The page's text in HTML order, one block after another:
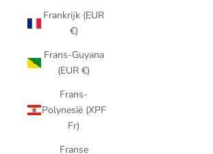
Frankrijk (EUR
€)
Frans-Guyana
(EUR €)
Frans-
Polynesië (XPF
Fr)
Franse